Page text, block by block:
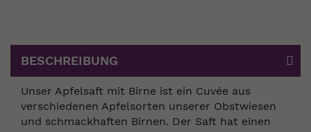
BESCHREIBUNG
Unser Apfelsaft mit Birne ist ein Cuvée aus
verschiedenen Apfelsorten unserer Obstwiesen
und schmackhaften Birnen. Der Saft hat einen